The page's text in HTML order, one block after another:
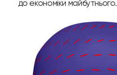
до економіки майбутнього.